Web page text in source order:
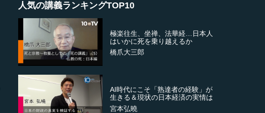
人気の講義ランキングTOP10
極楽往生、坐禅、法華経…日本人
はいかに死を乗り越えるか
橋爪大三郎
AI時代にこそ「熟達者の経験」が
生きる＆現状の日本経済の実情は
宮本弘曉